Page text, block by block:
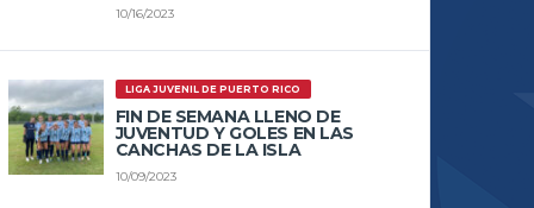
10/16/2023
LIGA JUVENIL DE PUERTO RICO
FIN DE SEMANA LLENO DE
JUVENTUD Y GOLES EN LAS
CANCHAS DE LA ISLA
10/09/2023